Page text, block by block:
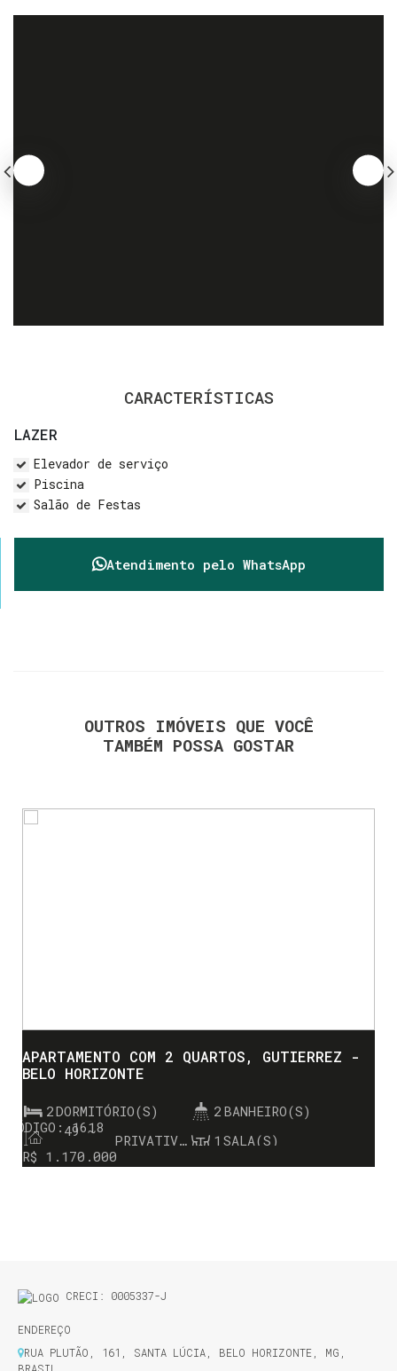
CARACTERÍSTICAS
LAZER
Elevador de serviço
Piscina
Salão de Festas
Atendimento pelo WhatsApp
OUTROS IMÓVEIS QUE VOCÊ
TAMBÉM POSSA GOSTAR
1618
APARTAMENTO COM 2 QUARTOS, GUTIERREZ -
BELO HORIZONTE
R$ 1.170.000
2DORMITÓRIO(S) 2 BANHEIRO(S)
PRIVATIVO:
49 ~
77m²
1 SALA(S)
1SUÍTE(S) 2VAGA(S)
CRECI: 0005337-J
ENDEREÇO
RUA PLUTÃO
161 SANTA LÚCIA BELO HORIZONTE MG